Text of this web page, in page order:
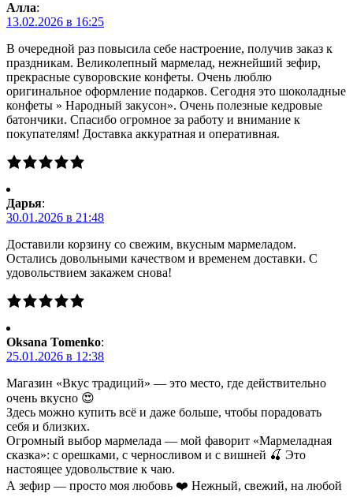
Алла:
13.02.2026 в 16:25
В очередной раз повысила себе настроение, получив заказ к
праздникам. Великолепный мармелад, нежнейший зефир,
прекрасные суворовские конфеты. Очень люблю
оригинальное оформление подарков. Сегодня это шоколадные
конфеты » Народный закусон». Очень полезные кедровые
батончики. Спасибо огромное за работу и внимание к
покупателям! Доставка аккуратная и оперативная.
Дарья:
30.01.2026 в 21:48
Доставили корзину со свежим, вкусным мармеладом.
Остались довольными качеством и временем доставки. С
удовольствием закажем снова!
Oksana Tomenko:
25.01.2026 в 12:38
Магазин «Вкус традиций» — это место, где действительно
очень вкусно 😍
Здесь можно купить всё и даже больше, чтобы порадовать
себя и близких.
Огромный выбор мармелада — мой фаворит «Мармеладная
сказка»: с орешками, с черносливом и с вишней 🍒 Это
настоящее удовольствие к чаю.
А зефир — просто моя любовь ❤️ Нежный, свежий, на любой